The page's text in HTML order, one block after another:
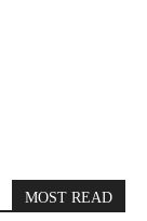
MOST READ